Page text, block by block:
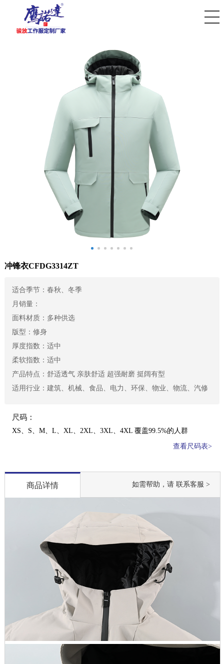
您好，欢迎访问骏放工作服厂家！全国服务热线：18168707116！
首页
冲锋衣CFDG3314ZT
适合季节： 春秋、冬季
月销量：
面料材质： 多种供选
版型： 修身
厚度指数： 适中
柔软指数： 适中
产品特点： 舒适透气 亲肤舒适 超强耐磨 挺阔有型
适用行业： 建筑、机械、食品、电力、环保、物业、物流、汽修
尺码：
XS、S、M、L、XL、2XL、3XL、4XL 覆盖99.5%的人群
查看尺码表>
商品详情 如需帮助，请 联系客服 >